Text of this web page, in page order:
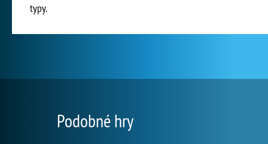
typy.
Podobné hry